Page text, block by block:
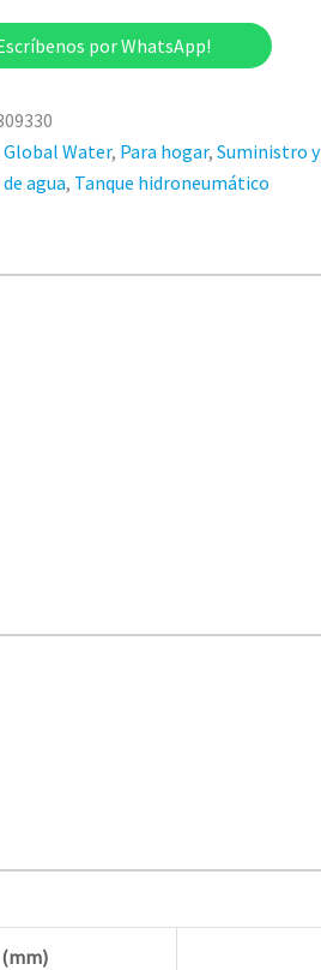
por WhatsApp!
Global Water, Para hogar, Suministro y
agua, Tanque hidroneumático